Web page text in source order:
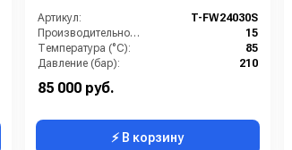
Артикул:
T-FW24030S
Производительность (л/мин):
15
Температура (°C):
85
Давление (бар):
210
Мощность (кВт):
85 000 руб.
⚡ В корзину